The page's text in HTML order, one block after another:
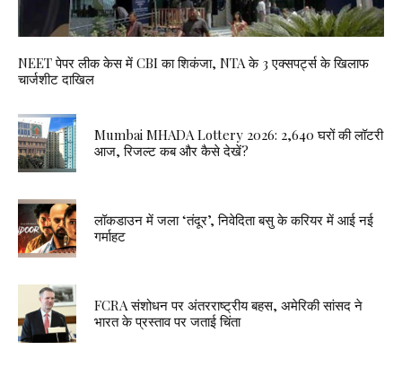
NEET पेपर लीक केस में CBI का शिकंजा, NTA के 3 एक्सपर्ट्स के खिलाफ
चार्जशीट दाखिल
Mumbai MHADA Lottery 2026: 2,640 घरों की लॉटरी
आज, रिजल्ट कब और कैसे देखें?
लॉकडाउन में जला ‘तंदूर’, निवेदिता बसु के करियर में आई नई
गर्माहट
FCRA संशोधन पर अंतरराष्ट्रीय बहस, अमेरिकी सांसद ने
भारत के प्रस्ताव पर जताई चिंता